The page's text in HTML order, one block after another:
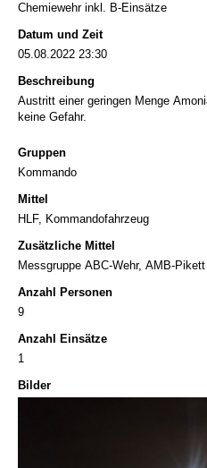
Chemiewehr inkl. B-Einsätze
Datum und Zeit
05.08.2022 23:30
Beschreibung
Austritt einer geringen Menge
keine Gefahr.
Gruppen
Kommando
Mittel
HLF, Kommandofahrzeug
Zusätzliche Mittel
Messgruppe ABC-Wehr, AMB-Pikett
Anzahl Personen
9
Anzahl Einsätze
1
Bilder